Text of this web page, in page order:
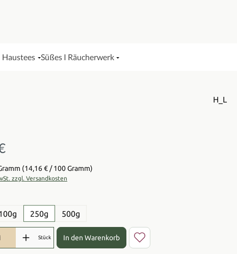
Süßes I Räucherwerk
H_L
(14,16 € / 100 Gramm)
zzgl. Versandkosten
250g 500g
Gib den gewünschten Wert ein oder benutze die
Stück In den Warenkorb